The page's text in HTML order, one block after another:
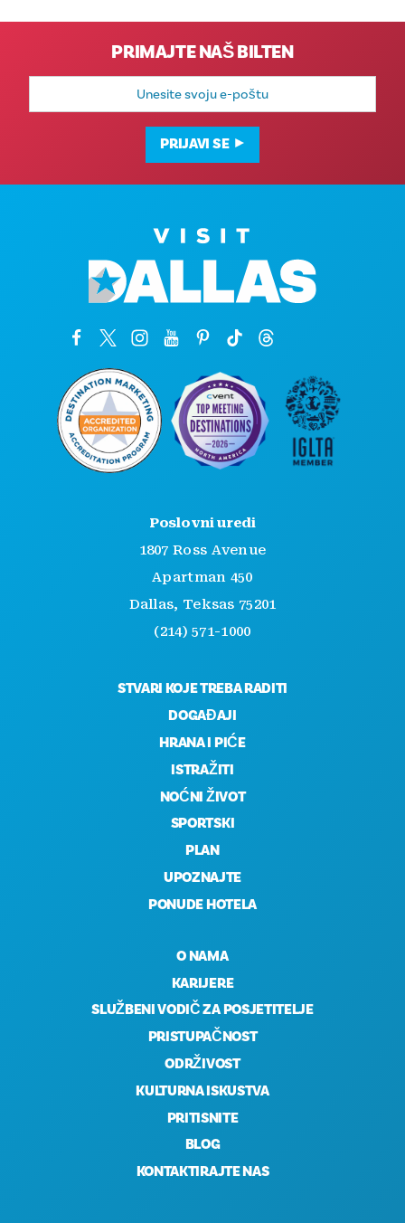
PRIMAJTE NAŠ BILTEN
E-
adresa
PRIJAVI SE
Poslovni uredi
1807 Ross Avenue
Apartman 450
Dallas, Teksas 75201
(214) 571-1000
STVARI KOJE TREBA RADITI
DOGAĐAJI
HRANA I PIĆE
ISTRAŽITI
NOĆNI ŽIVOT
SPORTSKI
PLAN
UPOZNAJTE
PONUDE HOTELA
O NAMA
KARIJERE
SLUŽBENI VODIČ ZA POSJETITELJE
PRISTUPAČNOST
ODRŽIVOST
KULTURNA ISKUSTVA
PRITISNITE
BLOG
KONTAKTIRAJTE NAS